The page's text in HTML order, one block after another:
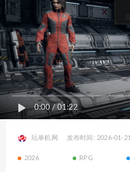
0:00 / 01:22
玩单机网 发布时间: 2026-01-21
2026 RPG